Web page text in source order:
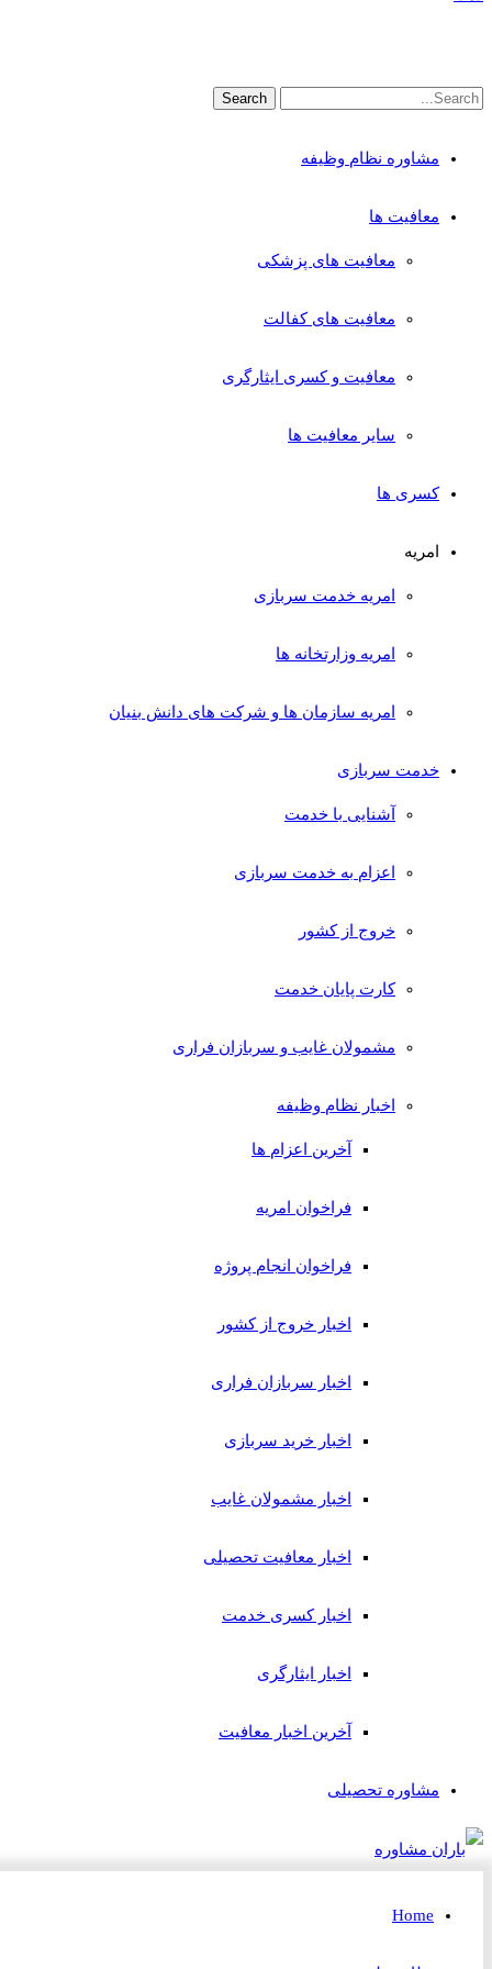
مشاوره نظام وظیفه
معافیت ها
معافیت های پزشکی
معافیت های کفالت
معافیت و کسری ایثارگری
سایر معافیت ها
کسری ها
امریه
امریه خدمت سربازی
امریه وزارتخانه ها
امریه سازمان ها و شرکت های دانش بنیان
خدمت سربازی
آشنایی با خدمت
اعزام به خدمت سربازی
خروج از کشور
کارت پایان خدمت
مشمولان غایب و سربازان فراری
اخبار نظام وظیفه
آخرین اعزام ها
فراخوان امریه
فراخوان انجام پروژه
اخبار خروج از کشور
اخبار سربازان فراری
اخبار خرید سربازی
اخبار مشمولان غایب
اخبار معافیت تحصیلی
اخبار کسری خدمت
اخبار ایثارگری
آخرین اخبار معافیت
مشاوره تحصیلی
Home